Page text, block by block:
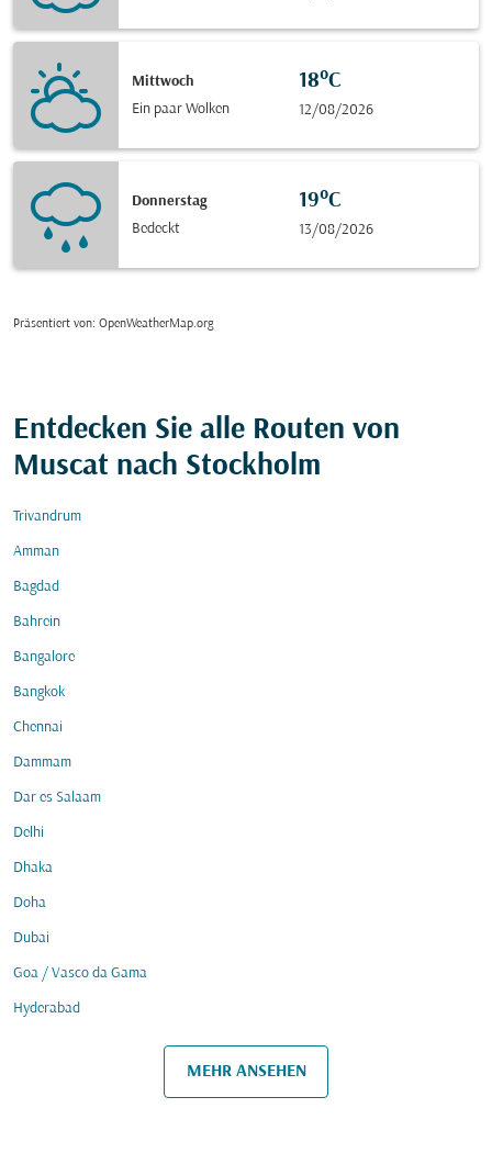
Mittwoch
Ein paar Wolken
18°C
12/08/2026
Donnerstag
Bedeckt
19°C
13/08/2026
Präsentiert von: OpenWeatherMap.org
Entdecken Sie alle Routen von
Muscat nach Stockholm
Trivandrum
Amman
Bagdad
Bahrein
Bangalore
Bangkok
Chennai
Dammam
Dar es Salaam
Delhi
Dhaka
Doha
Dubai
Goa / Vasco da Gama
Hyderabad
MEHR ANSEHEN